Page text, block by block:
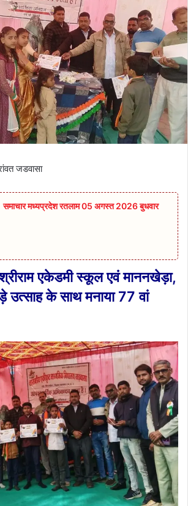
जडवासा
समाचार मध्यप्रदेश रतलाम 05 अगस्त 2026 बुधवार
एकेडमी स्कूल एवं माननखेड़ा,
उत्साह के साथ मनाया 77 वां